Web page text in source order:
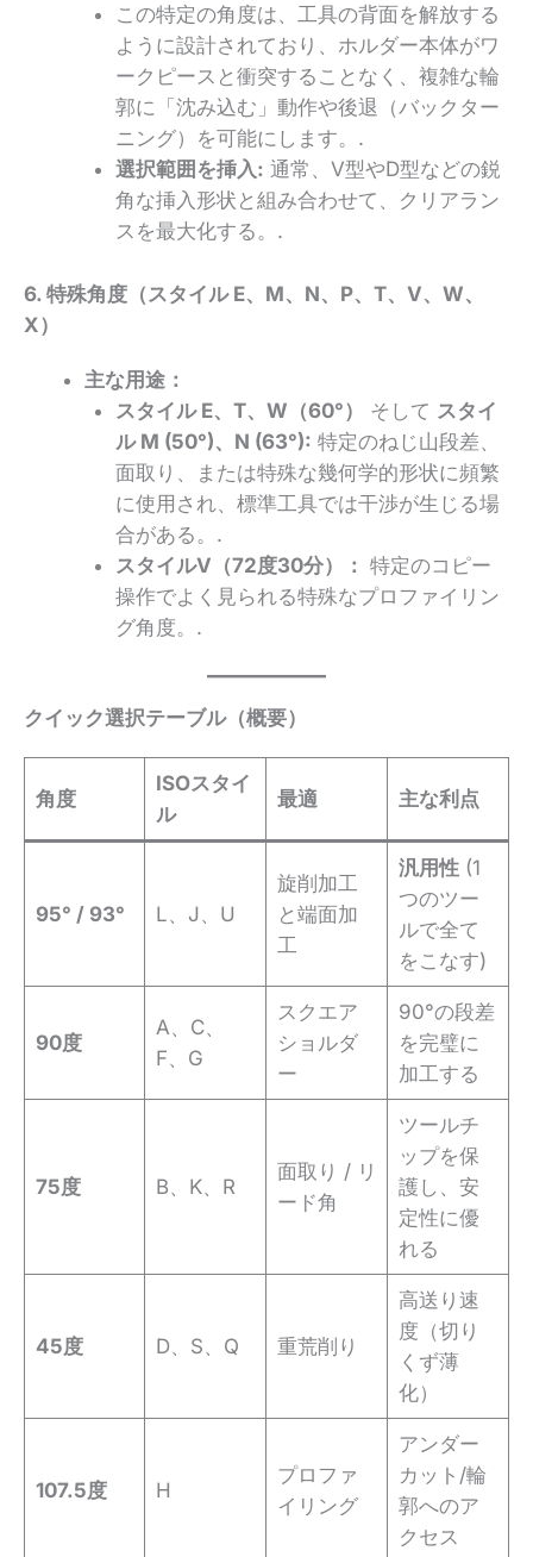
この特定の角度は、工具の背面を解放する
ように設計されており、ホルダー本体がワ
ークピースと衝突することなく、複雑な輪
郭に「沈み込む」動作や後退（バックター
ニング）を可能にします。.
選択範囲を挿入: 通常、V型やD型などの鋭
角な挿入形状と組み合わせて、クリアラン
スを最大化する。.
6. 特殊角度（スタイル E、M、N、P、T、V、W、
X）
主な用途：
スタイル E、T、W（60°）
そして スタイ
ル M (50°)、N (63°): 特定のねじ山段差、
面取り、または特殊な幾何学的形状に頻繁
に使用され、標準工具では干渉が生じる場
合がある。.
スタイルV（72度30分）： 特定のコピー
操作でよく見られる特殊なプロファイリン
グ角度。.
クイック選択テーブル（概要）
角度
ISOスタイ
ル
最適 主な利点
95° / 93° L、J、U
旋削加工
と端面加
工
汎用性(1
つのツー
ルで全て
をこなす)
90度
A、C、
F、G
スクエア
ショルダ
ー
90°の段差
を完璧に
加工する
75度 B、K、R
面取り / リ
ード角
ツールチ
ップを保
護し、安
定性に優
れる
45度 D、S、Q 重荒削り
高送り速
度（切り
くず薄
化）
107.5度 H
プロファ
イリング
アンダー
カット/輪
郭へのア
クセス